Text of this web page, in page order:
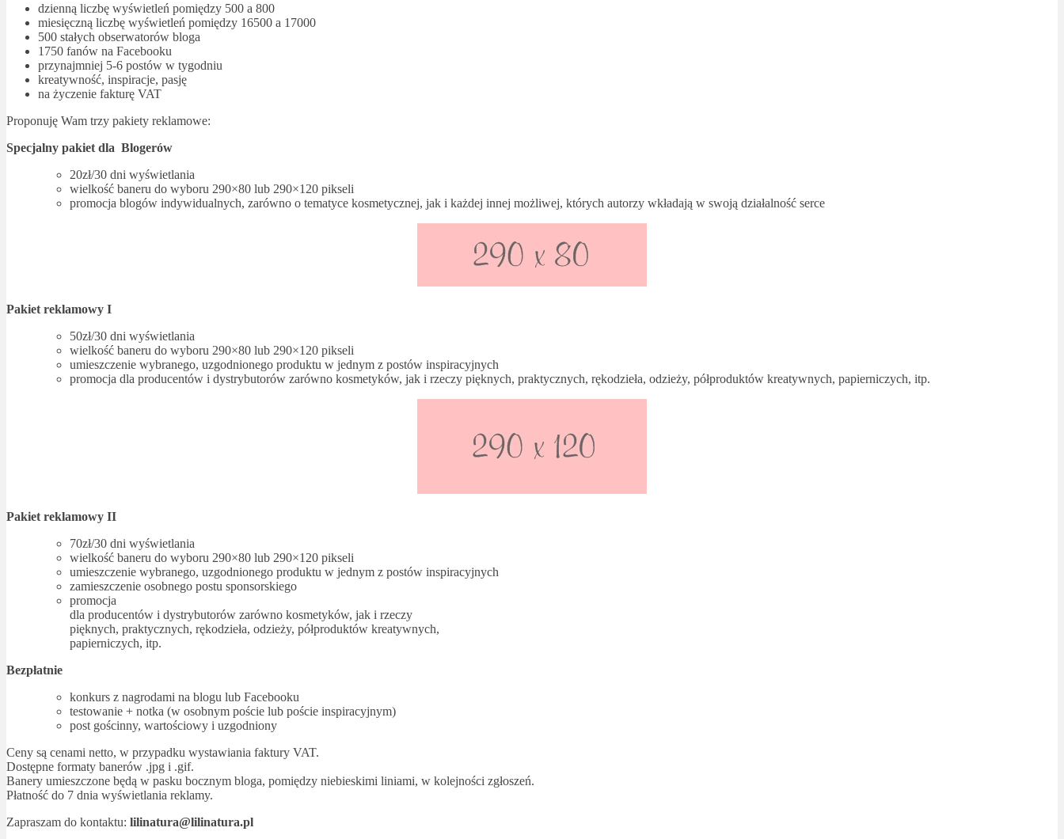
dzienną liczbę wyświetleń pomiędzy 500 a 800
miesięczną liczbę wyświetleń pomiędzy 16500 a 17000
500 stałych obserwatorów bloga
1750 fanów na Facebooku
przynajmniej 5-6 postów w tygodniu
kreatywność, inspiracje, pasję
na życzenie fakturę VAT
Proponuję Wam trzy pakiety reklamowe:
Specjalny pakiet dla Blogerów
20zł/30 dni wyświetlania
wielkość baneru do wyboru 290×80 lub 290×120 pikseli
promocja blogów indywidualnych, zarówno o tematyce kosmetycznej, jak i każdej innej możliwej, których autorzy wkładają w swoją działalność serce
Pakiet reklamowy I
50zł/30 dni wyświetlania
wielkość baneru do wyboru 290×80 lub 290×120 pikseli
umieszczenie wybranego, uzgodnionego produktu w jednym z postów inspiracyjnych
promocja dla producentów i dystrybutorów zarówno kosmetyków, jak i rzeczy pięknych, praktycznych, rękodzieła, odzieży, półproduktów kreatywnych, papierniczych, itp.
Pakiet reklamowy II
70zł/30 dni wyświetlania
wielkość baneru do wyboru 290×80 lub 290×120 pikseli
umieszczenie wybranego, uzgodnionego produktu w jednym z postów inspiracyjnych
zamieszczenie osobnego postu sponsorskiego
promocja
dla producentów i dystrybutorów zarówno kosmetyków, jak i rzeczy
pięknych, praktycznych, rękodzieła, odzieży, półproduktów kreatywnych,
papierniczych, itp.
Bezpłatnie
konkurs z nagrodami na blogu lub Facebooku
testowanie + notka (w osobnym poście lub poście inspiracyjnym)
post gościnny, wartościowy i uzgodniony
Ceny są cenami netto, w przypadku wystawiania faktury VAT.
Dostępne formaty banerów .jpg i .gif.
Banery umieszczone będą w pasku bocznym bloga, pomiędzy niebieskimi liniami, w kolejności zgłoszeń.
Płatność do 7 dnia wyświetlania reklamy.
Zapraszam do kontaktu: lilinatura@lilinatura.pl